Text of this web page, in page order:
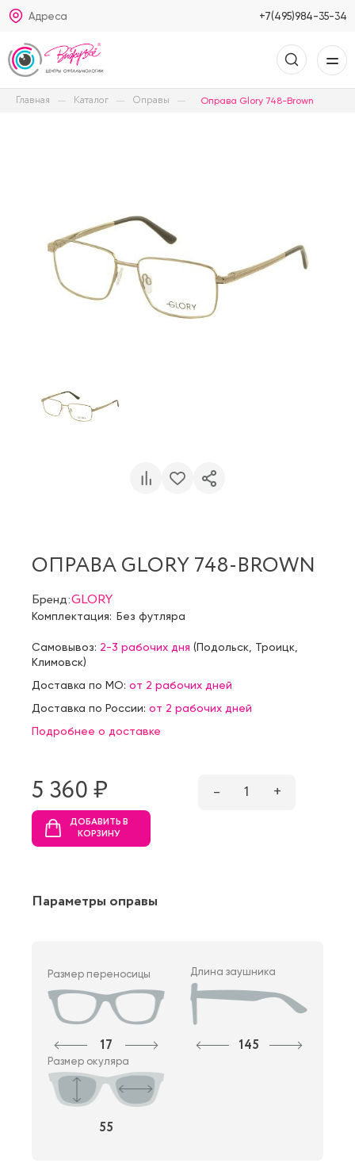
Адреса +7(495)984-35-34
Главная Каталог Оправы Оправа Glory 748-Brown
ОПРАВА GLORY 748-BROWN
Бренд:GLORY
Комплектация: Без футляра
Самовывоз: 2-3 рабочих дня (Подольск Троицк
Климовск)
Доставка по МО: от 2 рабочих дней
Доставка по России: от 2 рабочих дней
Подробнее о доставке
5 360 ₷ – 1 +
ДОБАВИТЬ В
КОРЗИНУ
Параметры оправы
Размер переносицы
17
Длина заушника
145
Размер окуляра
55